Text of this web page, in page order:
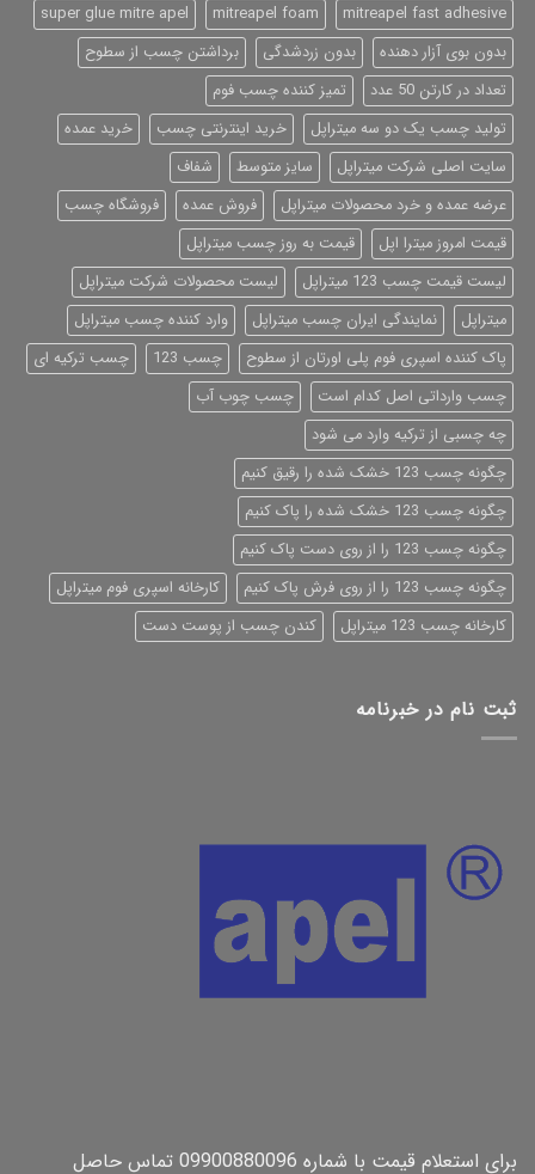
mitreapel fast adhesive
mitreapel foam
super glue mitre apel
بدون بوی آزار دهنده
بدون زردشدگی
برداشتن چسب از سطوح
تعداد در کارتن 50 عدد
تمیز کننده چسب فوم
تولید چسب یک دو سه میتراپل
خرید اینترنتی چسب
خرید عمده
سایت اصلی شرکت میتراپل
سایز متوسط
شفاف
عرضه عمده و خرد محصولات میتراپل
فروش عمده
فروشگاه چسب
قیمت امروز میترا اپل
قیمت به روز چسب میتراپل
لیست قیمت چسب 123 میتراپل
لیست محصولات شرکت میتراپل
میتراپل
نمایندگی ایران چسب میتراپل
وارد کننده چسب میتراپل
پاک کننده اسپری فوم پلی اورتان از سطوح
چسب 123
چسب ترکیه ای
چسب وارداتی اصل کدام است
چسب چوب آب
چه چسبی از ترکیه وارد می شود
چگونه چسب 123 خشک شده را رقیق کنیم
چگونه چسب 123 خشک شده را پاک کنیم
چگونه چسب 123 را از روی دست پاک کنیم
چگونه چسب 123 را از روی فرش پاک کنیم
کارخانه اسپری فوم میتراپل
کارخانه چسب 123 میتراپل
کندن چسب از پوست دست
ثبت نام در خبرنامه
برای استعلام قیمت با شماره 09900880096 تماس حاصل